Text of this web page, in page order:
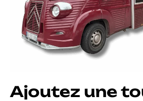
Ajoutez une